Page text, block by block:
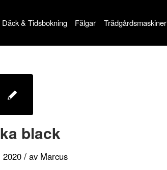
Däck & Tidsbokning Fälgar Trädgårdsmaskiner
black
/ av Marcus